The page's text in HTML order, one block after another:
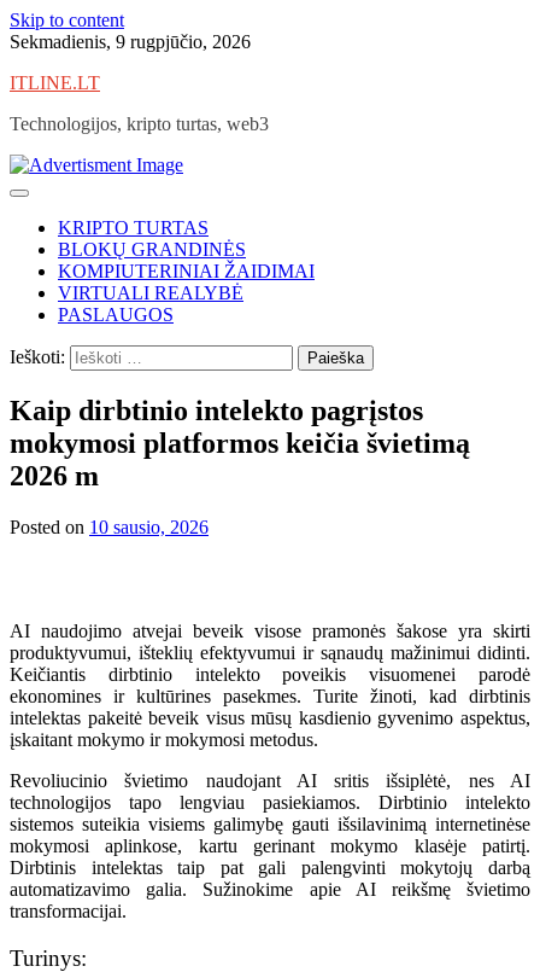
Skip to content
Sekmadienis, 9 rugpjūčio, 2026
ITLINE.LT
Technologijos, kripto turtas, web3
KRIPTO TURTAS
BLOKŲ GRANDINĖS
KOMPIUTERINIAI ŽAIDIMAI
VIRTUALI REALYBĖ
PASLAUGOS
Ieškoti:
Kaip dirbtinio intelekto pagrįstos
mokymosi platformos keičia švietimą
2026 m
Posted on 10 sausio, 2026
AI naudojimo atvejai beveik visose pramonės šakose yra skirti
produktyvumui, išteklių efektyvumui ir sąnaudų mažinimui didinti.
Keičiantis dirbtinio intelekto poveikis visuomenei parodė
ekonomines ir kultūrines pasekmes. Turite žinoti, kad dirbtinis
intelektas pakeitė beveik visus mūsų kasdienio gyvenimo aspektus,
įskaitant mokymo ir mokymosi metodus.
Revoliucinio švietimo naudojant AI sritis išsiplėtė, nes AI
technologijos tapo lengviau pasiekiamos. Dirbtinio intelekto
sistemos suteikia visiems galimybę gauti išsilavinimą internetinėse
mokymosi aplinkose, kartu gerinant mokymo klasėje patirtį.
Dirbtinis intelektas taip pat gali palengvinti mokytojų darbą
automatizavimo galia. Sužinokime apie AI reikšmę švietimo
transformacijai.
Turinys: